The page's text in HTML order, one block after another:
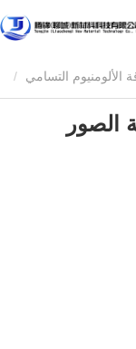
الألومنيوم التسامي
الصور